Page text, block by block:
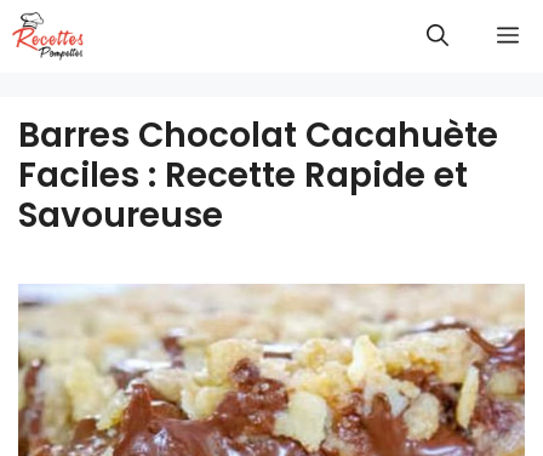
Aller
au
Barres Chocolat Cacahuète
Faciles : Recette Rapide et
Savoureuse